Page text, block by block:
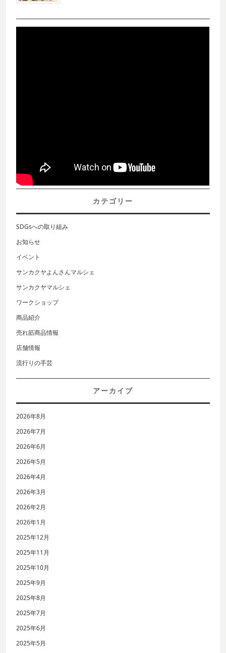
カテゴリー
SDGsへの取り組み
お知らせ
イベント
サンカクヤよんさんマルシェ
サンカクヤマルシェ
ワークショップ
商品紹介
売れ筋商品情報
店舗情報
流行りの手芸
アーカイブ
2026年8月
2026年7月
2026年6月
2026年5月
2026年4月
2026年3月
2026年2月
2026年1月
2025年12月
2025年11月
2025年10月
2025年9月
2025年8月
2025年7月
2025年6月
2025年5月